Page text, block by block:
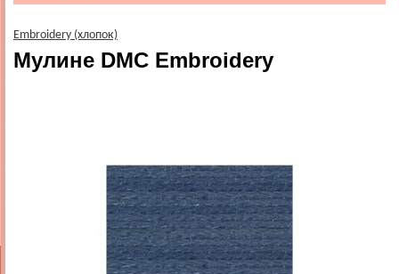
Embroidery (хлопок)
Мулине DMC Embroidery